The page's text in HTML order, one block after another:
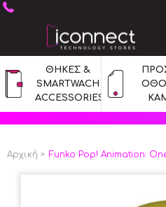
ΘΗΚΕΣ &
SMARTWACH
ACCESSORIES
Αρχική Funko Pop! Animation: